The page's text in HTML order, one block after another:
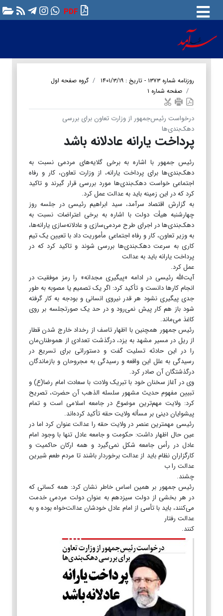
PDF
روزنامه شماره ۱۳۷۳ - تاریخ : ۱۴۰۱/۳/۱۹
گروه صفحه اول
صفحه شماره ۱
درخواست رئیس‌جمهور از وزارت تعاون برای بررسی
دهک‌بندی‌ها
پرداخت یارانه عادلانه باشد
رئیس جمهور با اشاره به برخی گلایه‌های مردمی نسبت به
دهک‌بندی‌ها برای پرداخت یارانه، از وزارت تعاون، کار و رفاه
اجتماعی خواست دهک‌بندی‌ها مورد بررسی قرار گیرند و تاکید
کرد که در این زمینه باید به عدالت عمل کرد.
به گزارش اقتصاد سرآمد، سید ابراهیم رئیسی در جلسه روز
چهارشنبه هیأت دولت با اشاره به برخی اعتراضات نسبت به
دهک‌بندی‌ها در اجرای طرح مردمی‌سازی و عادلانه‌سازی یارانه‌ها،
به وزیر تعاون، کار و رفاه اجتماعی مأموریت داد با تعیین یک تیم
کاری به سرعت دهک‌بندی‌ها بررسی شوند و تاکید کرد که در
پرداخت یارانه باید به عدالت
عمل کرد.
آیت‌الله رئیسی در ادامه «پیگیری مجدانه» را رمز موفقیت در
انجام کارها دانست و تأکید کرد: اگر یک تصمیم یا مصوبه به طور
جدی پیگیری نشود هر قدر نیروی انسانی و بودجه به کار گرفته
شود باز هم کار پیش نمی‌رود و در حد یک صورتجلسه بر روی
کاغذ می‌ماند.
رئیس جمهور همچنین با اظهار تاسف از رخداد خارج شدن قطار
از ریل در مسیر مشهد به یزد، درگذشت تعدادی از هموطنان‌مان
را در این حادثه تسلیت گفت و دستوراتی برای تسریع در
رسیدگی به علل این واقعه و رسیدگی به مجروحان و بازماندگان
درگذشتگان آن صادر کرد.
وی در آغاز سخنان خود با تبریک ولادت با سعادت امام رضا(ع) و
تبیین مفهوم حدیث مشهور سلسله الذهب آن حضرت، تصریح
کرد: ولایت مهم‌ترین موضوع در جامعه اسلامی است و تمام
پیشوایان دینی بر مسأله ولایت حقه تأکید کرده‌اند.
رئیسی مهمترین عنصر در ولایت حقه را عدالت عنوان کرد اما در
عین حال اظهار داشت: حکومت و جامعه عادل تنها با وجود امام
عادل در رأس جامعه شکل نمی‌گیرد و همه ارکان حاکمیت و
کارگزاران نظام باید از عدالت برخوردار باشند تا مردم طعم شیرین
عدالت را ب
چشند.
رئیس جمهور بر همین اساس خاطر نشان کرد: همه کسانی که
در هر بخشی از دولت سیزدهم به عنوان دولت مردمی خدمت
می‌کنند، باید با تأسی از امام عادل خودشان عدالت‌خواه بوده و به
عدالت رفتار
کنند.